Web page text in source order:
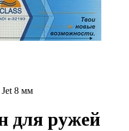
Jet 8 мм
для ружей